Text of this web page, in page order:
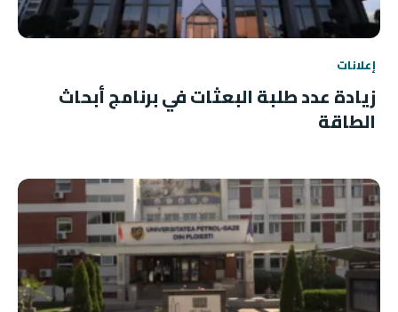
إعلانات
زيادة عدد طلبة البعثات في برنامج أبحاث
الطاقة